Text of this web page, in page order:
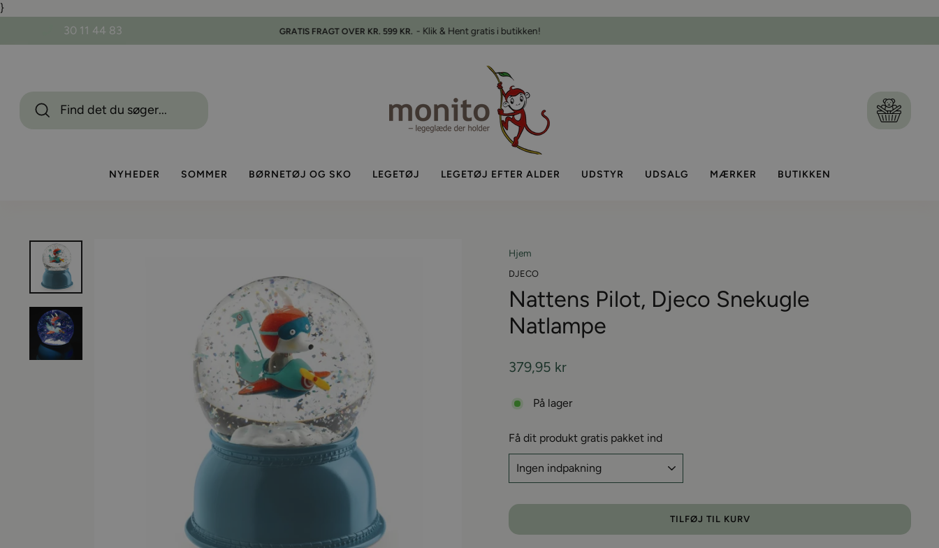
}
indhold
Pause
slideshow
VI SENDER FRA DAG TIL DAG - Bestil inden kl. 14
30 11 44 83
NYHEDER SOMMER BØRNETØJ OG SKO LEGETØJ LEGETØJ EFTER ALDER UDSTYR UDSALG MÆRKER BUTIKKEN
Hjem
DJECO
Nattens Pilot, Djeco Snekugle
Natlampe
Almindelige
379,95 kr
På lager
Få dit produkt gratis pakket ind
TILFØJ TIL KURV